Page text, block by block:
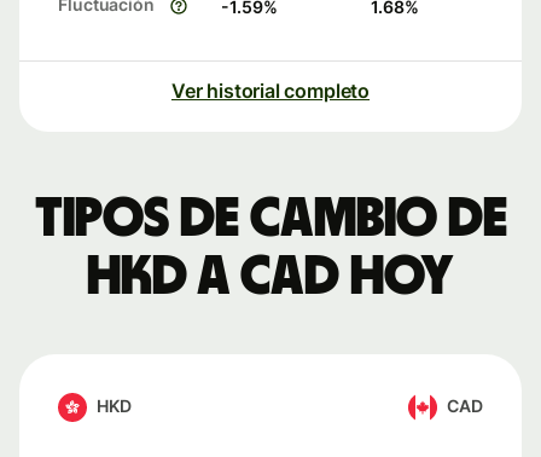
Fluctuación -1.59% 1.68%
Ver historial completo
Tipos de cambio de
HKD a CAD hoy
HKD CAD